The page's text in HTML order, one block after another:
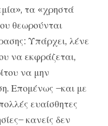
τα «χρηστά
θεωρούνται
Υπάρχει, λένε
να εκφράζεται,
να μην
Επομένως –και με
ευαίσθητες
κανείς δεν